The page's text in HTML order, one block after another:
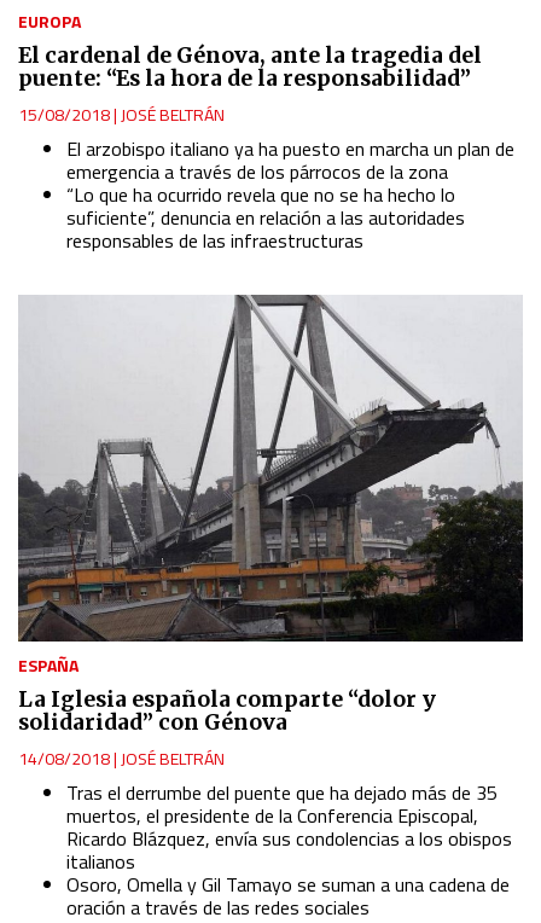
EUROPA
El cardenal de Génova, ante la tragedia del
puente: “Es la hora de la responsabilidad”
15/08/2018| JOSÉ BELTRÁN
El arzobispo italiano ya ha puesto en marcha un plan de
emergencia a través de los párrocos de la zona
“Lo que ha ocurrido revela que no se ha hecho lo
suficiente”, denuncia en relación a las autoridades
responsables de las infraestructuras
ESPAÑA
La Iglesia española comparte “dolor y
solidaridad” con Génova
14/08/2018| JOSÉ BELTRÁN
Tras el derrumbe del puente que ha dejado más de 35
muertos, el presidente de la Conferencia Episcopal,
Ricardo Blázquez, envía sus condolencias a los obispos
italianos
Osoro, Omella y Gil Tamayo se suman a una cadena de
oración a través de las redes sociales
Use limited data to select content
IAB Special Features:
Use precise geolocation data
Identify devices based on information actively requested
Non-IAB processing purposes:
Functional
Advertising